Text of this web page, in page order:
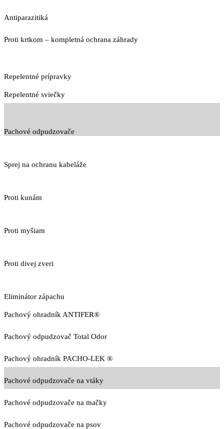
Antiparazitiká
Proti krtkom – kompletná ochrana záhrady
Repelentné prípravky
Repelentné sviečky
Pachové odpudzovače
Sprej na ochranu kabeláže
Proti kunám
Proti myšiam
Proti divej zveri
Eliminátor zápachu
Pachový ohradník ANTIFER®
Pachový odpudzovač Total Odor
Pachový ohradník PACHO-LEK ®
Pachové odpudzovače na vtáky
Pachové odpudzovače na mačky
Pachové odpudzovače na psov